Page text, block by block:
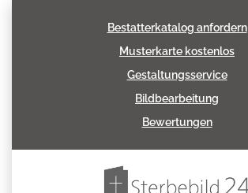
Bestatterkatalog anfordern
Musterkarte kostenlos
Gestaltungsservice
Bildbearbeitung
Bewertungen